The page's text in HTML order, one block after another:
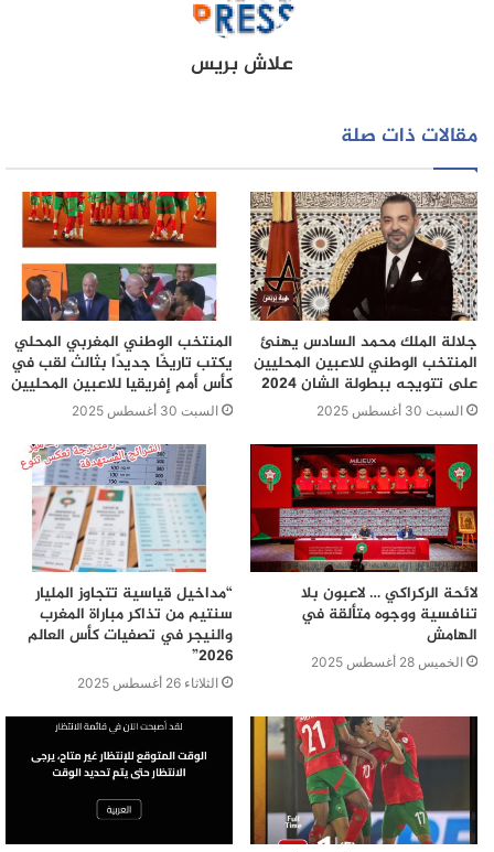
علاش بريس
مقالات ذات صلة
جلالة الملك محمد السادس يهنئ
المنتخب الوطني للاعبين المحليين
على تتويجه ببطولة الشان 2024
السبت 30 أغسطس 2025
المنتخب الوطني المغربي المحلي
يكتب تاريخًا جديدًا بثالث لقب في
كأس أمم إفريقيا للاعبين المحليين
السبت 30 أغسطس 2025
لائحة الركراكي … لاعبون بلا
تنافسية ووجوه متألقة في
الهامش
الخميس 28 أغسطس 2025
“مداخيل قياسية تتجاوز المليار
سنتيم من تذاكر مباراة المغرب
والنيجر في تصفيات كأس العالم
2026”
الثلاثاء 26 أغسطس 2025